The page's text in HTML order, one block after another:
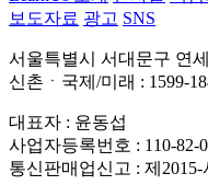
보도자료 광고 SNS
서울특별시 서대문구 연
신촌ㆍ국제/미래 : 1599-
대표자 : 윤동섭
사업자등록번호 : 110-82-
통신판매업신고 : 제2015-